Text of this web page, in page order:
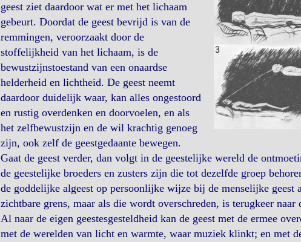
geest ziet daardoor wat er met het lichaam
gebeurt. Doordat de geest bevrijd is van de
remmingen, veroorzaakt door de
stoffelijkheid van het lichaam, is de
bewustzijnstoestand van een onaardse
helderheid en lichtheid. De geest neemt
daardoor duidelijk waar, kan alles ongestoord
en rustig overdenken en doorvoelen, en als
het zelfbewustzijn en de wil krachtig genoeg
zijn, ook zelf de geestgedaante bewegen.
Gaat de geest verder, dan volgt in de geestelijke wereld de
de geestelijke broeders en zusters zijn die tot dezelfde groep
de goddelijke algeest op persoonlijke wijze bij de menselijke
zichtbare grens, maar als die wordt overschreden, is terugkeer
Al naar de eigen geestesgesteldheid kan de geest met de ermee
met de werelden van licht en warmte, waar muziek klinkt; en met